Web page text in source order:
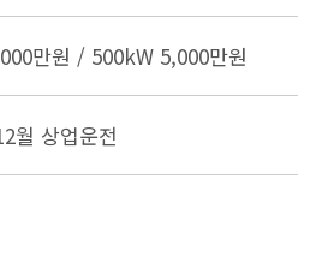
만원 / 500kW 5,000만원
월 상업운전